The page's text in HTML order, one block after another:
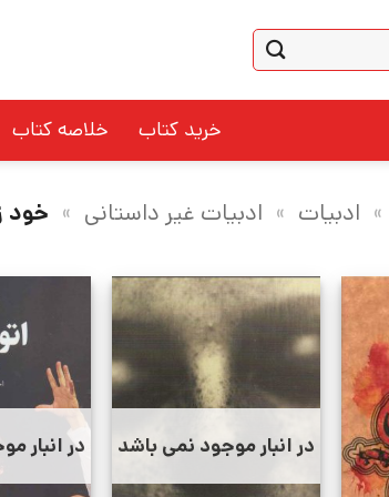
خرید کتاب خلاصه کتاب
» ادبیات » ادبیات غیر داستانی » خود
در انبار موجود نمی باشد در انبار